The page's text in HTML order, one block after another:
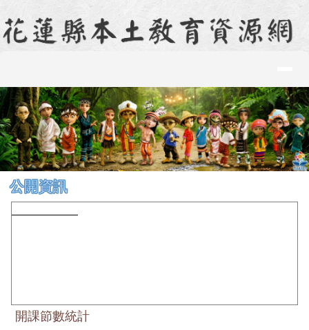
跳至主內容區
花蓮縣本土教育資源網
上中區域內容
公開資訊
開課節數統計
頁尾區域